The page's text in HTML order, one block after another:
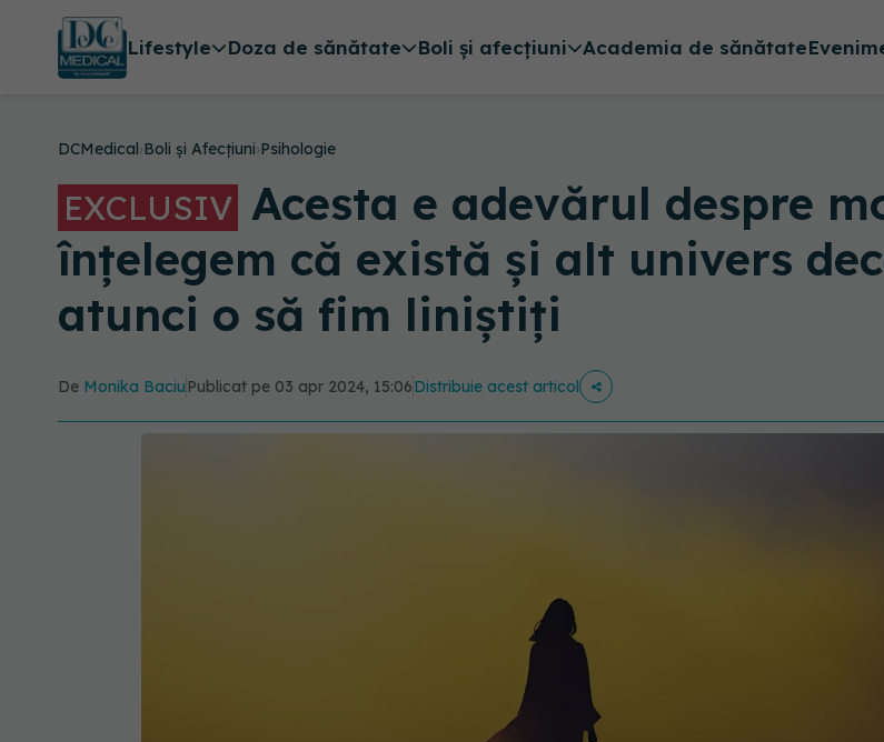
Lifestyle Doza de sănătate Boli și afecțiuni Academia de sănătate
DCMedical›Boli și Afecțiuni›Psihologie
EXCLUSIV Acesta e adevărul despre
înțelegem că există și alt univers
atunci o să fim liniștiți
De Monika Baciu Publicat pe 03 apr 2024, 15:06Distribuie acest articol